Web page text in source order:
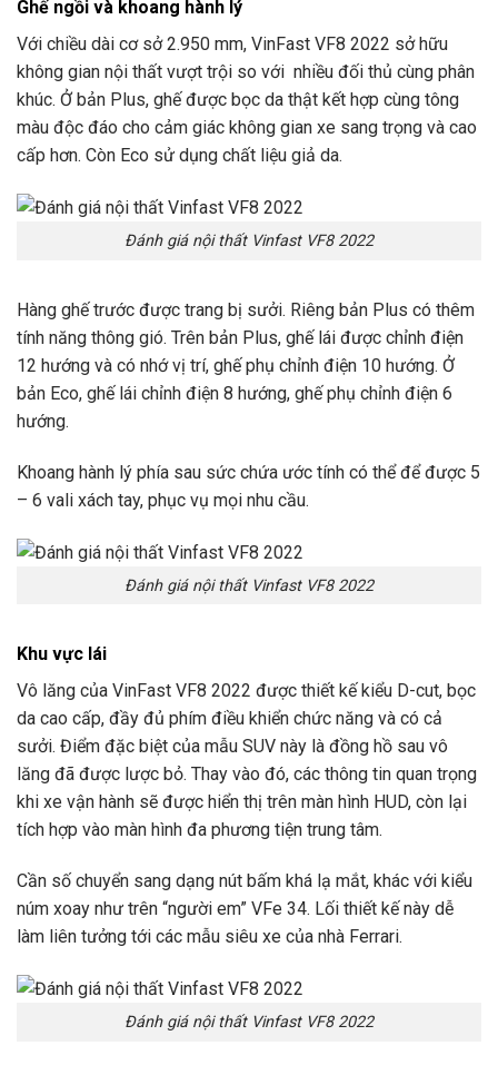
Ghế ngồi và khoang hành lý
Với chiều dài cơ sở 2.950 mm, VinFast VF8 2022 sở hữu
không gian nội thất vượt trội so với nhiều đối thủ cùng phân
khúc. Ở bản Plus, ghế được bọc da thật kết hợp cùng tông
màu độc đáo cho cảm giác không gian xe sang trọng và cao
cấp hơn. Còn Eco sử dụng chất liệu giả da.
Đánh giá nội thất Vinfast VF8 2022
Hàng ghế trước được trang bị sưởi. Riêng bản Plus có thêm
tính năng thông gió. Trên bản Plus, ghế lái được chỉnh điện
12 hướng và có nhớ vị trí, ghế phụ chỉnh điện 10 hướng. Ở
bản Eco, ghế lái chỉnh điện 8 hướng, ghế phụ chỉnh điện 6
hướng.
Khoang hành lý phía sau sức chứa ước tính có thể để được 5
– 6 vali xách tay, phục vụ mọi nhu cầu.
Đánh giá nội thất Vinfast VF8 2022
Khu vực lái
Vô lăng của VinFast VF8 2022 được thiết kế kiểu D-cut, bọc
da cao cấp, đầy đủ phím điều khiển chức năng và có cả
sưởi. Điểm đặc biệt của mẫu SUV này là đồng hồ sau vô
lăng đã được lược bỏ. Thay vào đó, các thông tin quan trọng
khi xe vận hành sẽ được hiển thị trên màn hình HUD, còn lại
tích hợp vào màn hình đa phương tiện trung tâm.
Cần số chuyển sang dạng nút bấm khá lạ mắt, khác với kiểu
núm xoay như trên “người em” VFe 34. Lối thiết kế này dễ
làm liên tưởng tới các mẫu siêu xe của nhà Ferrari.
Đánh giá nội thất Vinfast VF8 2022